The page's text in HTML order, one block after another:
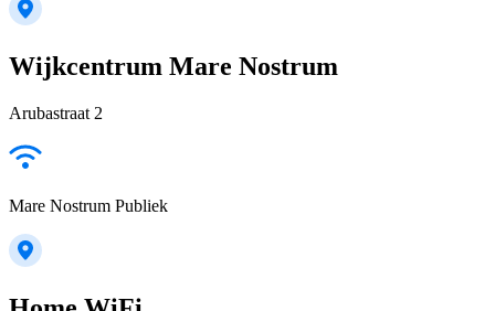
Wijkcentrum Mare Nostrum
Arubastraat 2
Mare Nostrum Publiek